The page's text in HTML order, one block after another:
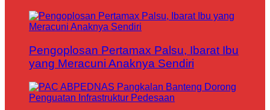
Pengoplosan Pertamax Palsu, Ibarat Ibu
yang Meracuni Anaknya Sendiri